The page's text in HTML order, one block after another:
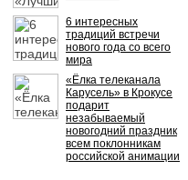
6 интересных
традиций встречи
нового года со всего
мира
«Ёлка телеканала
Карусель» в Крокусе
подарит
незабываемый
новогодний праздник
всем поклонникам
российской анимации